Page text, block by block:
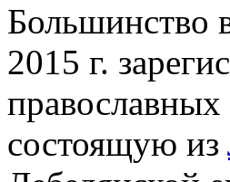
Большинство
2015 г.
состоящую из